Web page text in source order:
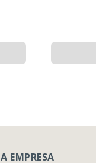
A EMPRESA